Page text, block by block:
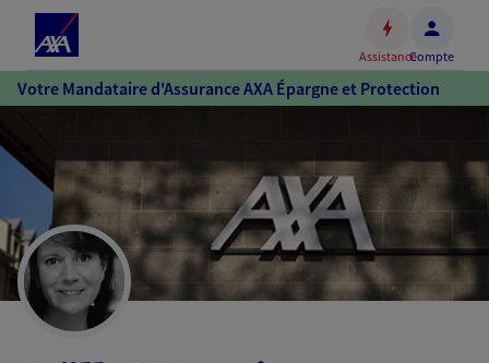
Accéder
au
Accéder
au
pied
de
page
AssistanceCompte
Votre Mandataire d'Assurance AXA Épargne et Protection